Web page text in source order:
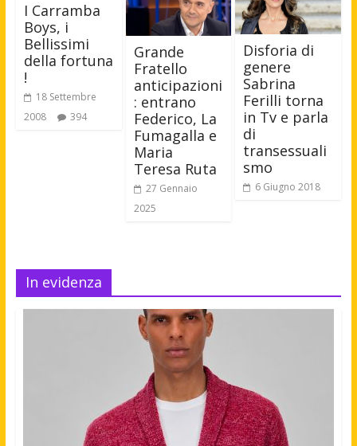
I Carramba
Boys, i
Bellissimi
della fortuna
!
18 Settembre
2008
394
Grande
Fratello
anticipazioni
: entrano
Federico, La
Fumagalla e
Maria
Teresa Ruta
27 Gennaio
2025
Disforia di
genere
Sabrina
Ferilli torna
in Tv e parla
di
transessuali
smo
6 Giugno 2018
In evidenza